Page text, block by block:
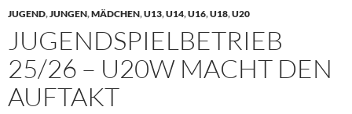
JUGEND,JUNGEN,MÄDCHEN,U13,U14,U16,U18,U20
JUGENDSPIELBETRIEB
25/26 – U20W MACHT DEN
AUFTAKT